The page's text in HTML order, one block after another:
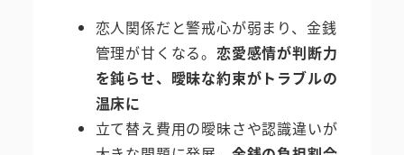
恋人関係だと警戒心が弱まり、金銭
管理が甘くなる。 恋愛感情が判断力
を鈍らせ、曖昧な約束がトラブルの
温床に
立て替え費用の曖昧さや認識違いが